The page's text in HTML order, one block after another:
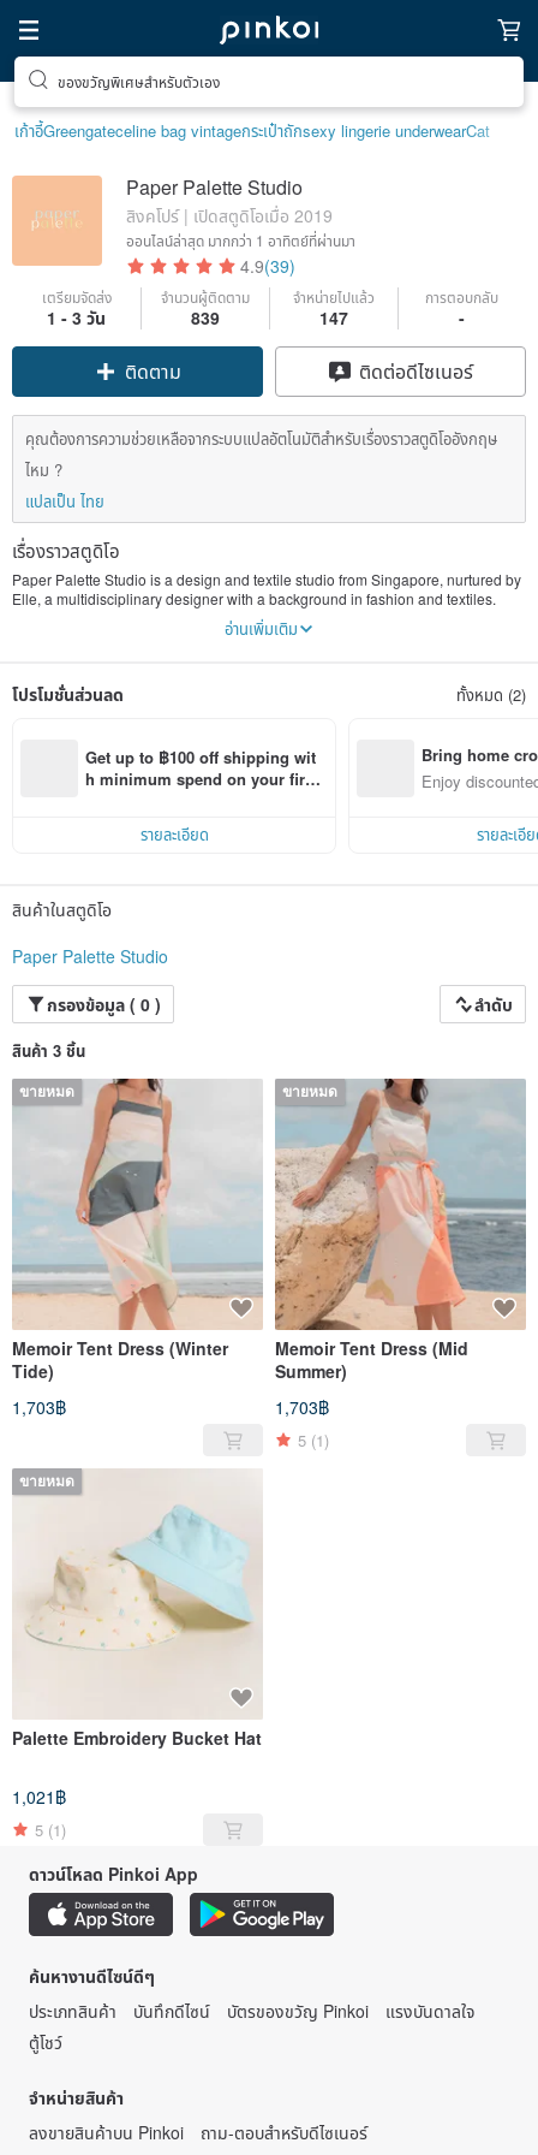
ของขวัญพิเศษสำหรับตัวเอง
เก้าอี้Greengateceline bag vintageกระเป๋าถักsexy lingerie underwearCat
Paper Palette Studio
สิงคโปร์ | เปิดสตูดิโอเมื่อ 2019
ออนไลน์ล่าสุด มากกว่า 1 อาทิตย์ที่ผ่านมา
4.9(39)
เตรียมจัดส่ง
1 - 3 วัน
จำนวนผู้ติดตาม
839
จำหน่ายไปแล้ว
147
การตอบกลับ
-
ติดตาม ติดต่อดีไซเนอร์
คุณต้องการความช่วยเหลือจากระบบแปลอัตโนมัติสำหรับเรื่องราวสตูดิโออังกฤษ
ไหม ?
แปลเป็น ไทย
เรื่องราวสตูดิโอ
Paper Palette Studio is a design and textile studio from Singapore, nurtured by
Elle, a multidisciplinary designer with a background in fashion and textiles.
The brand started with Elle's passion in textile design and in hopes to address
Driven by an ethos to inspire your everyday moments through our textile
อ่านเพิ่มเติม
โปรโมชั่นส่วนลด ทั้งหมด (2)
Get up to ฿100 off shipping wit
h minimum spend on your first
รายละเอียด
Bring home
n with ease
Enjoy
รายละเอี
สินค้าในสตูดิโอ
Paper Palette Studio
กรองข้อมูล ( 0 )
ลำดับ
สินค้า 3 ชิ้น
ขายหมด
Memoir Tent Dress (Winter
Tide)
1,703฿
ขายหมด
Memoir Tent Dress (Mid
Summer)
1,703฿
5 (1)
ขายหมด
Palette Embroidery Bucket Hat
1,021฿
5 (1)
ดาวน์โหลด Pinkoi App
ค้นหางานดีไซน์ดีๆ
ประเภทสินค้า
บันทึกดีไซน์ บัตรของขวัญ Pinkoi
แรงบันดาลใจ
ตู้โชว์
จำหน่ายสินค้า
ลงขายสินค้าบน Pinkoi
ถาม-ตอบสำหรับดีไซเนอร์